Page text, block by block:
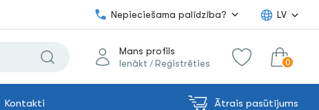
Nepieciešama palīdzība? LV
Mans profils
Ienākt / Reģistrēties 0
Kontakti Ātrais pasūtījums